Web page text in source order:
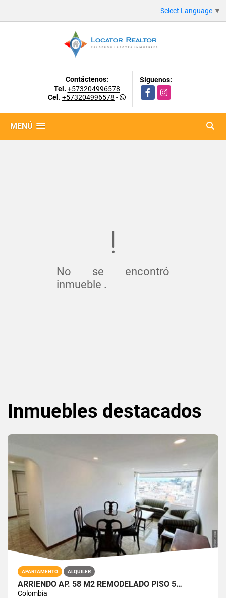
Select Language ▼
Contáctenos:
Tel. +573204996578
Cel. +573204996578 -
Síguenos:
FacebookInstagram
MENÚ
No se encontró
inmueble .
Inmuebles destacados
APARTAMENTO ALQUILER
ARRIENDO AP. 58 M2 REMODELADO PISO 5…
Colombia